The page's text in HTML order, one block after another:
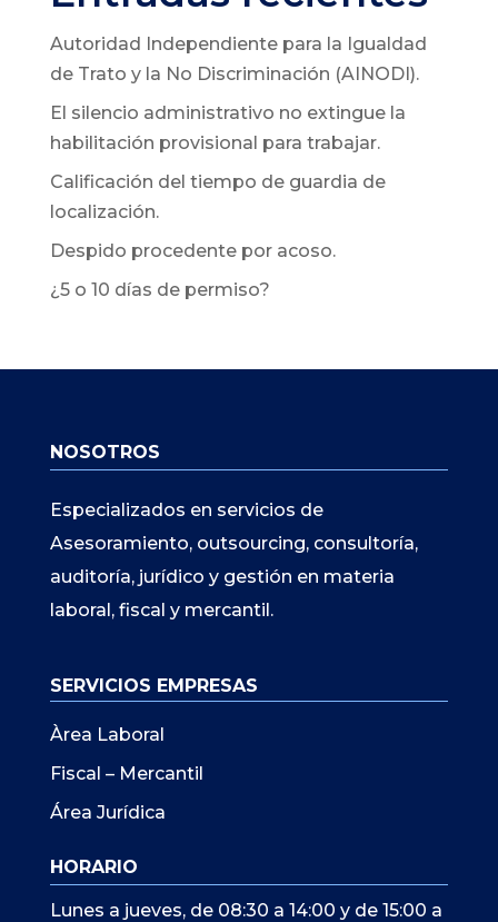
Autoridad Independiente para la Igualdad
de Trato y la No Discriminación (AINODI).
El silencio administrativo no extingue la
habilitación provisional para trabajar.
Calificación del tiempo de guardia de
localización.
Despido procedente por acoso.
¿5 o 10 días de permiso?
NOSOTROS
Especializados en servicios de
Asesoramiento, outsourcing, consultoría,
auditoría, jurídico y gestión en materia
laboral, fiscal y mercantil.
SERVICIOS EMPRESAS
Àrea Laboral
Fiscal – Mercantil
Área Jurídica
HORARIO
Lunes a jueves, de 08:30 a 14:00 y de 15:00 a